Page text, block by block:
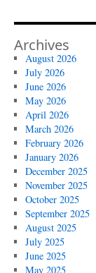
Archives
August 2026
July 2026
June 2026
May 2026
April 2026
March 2026
February 2026
January 2026
December 2025
November 2025
October 2025
September 2025
August 2025
July 2025
June 2025
May 2025